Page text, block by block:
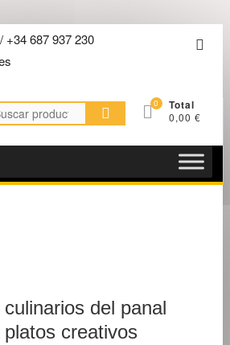
+34 687 937 230
barra
Buscar
por:
0 Total
0,00 €
del panal
creativos